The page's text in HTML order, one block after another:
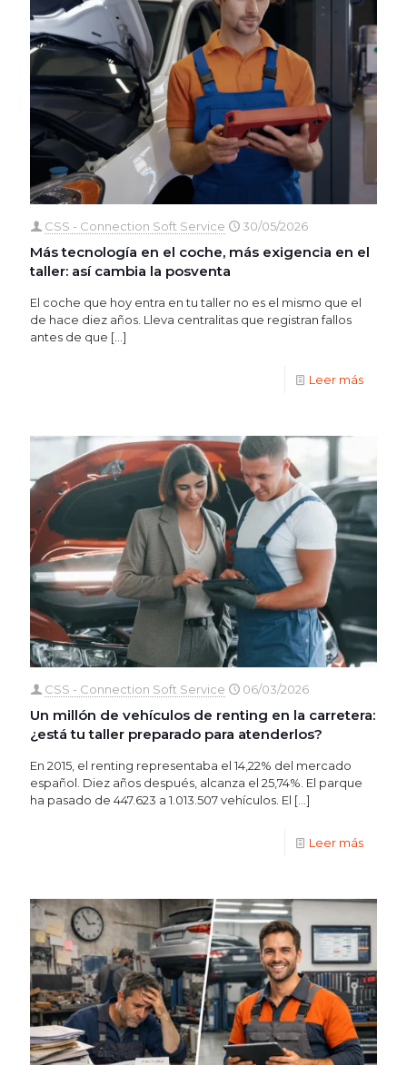
CSS - Connection Soft Service 30/05/2026
Más tecnología en el coche, más exigencia en el
taller: así cambia la posventa
El coche que hoy entra en tu taller no es el mismo que el
de hace diez años. Lleva centralitas que registran fallos
antes de que […]
Leer más
CSS - Connection Soft Service 06/03/2026
Un millón de vehículos de renting en la carretera:
¿está tu taller preparado para atenderlos?
En 2015, el renting representaba el 14,22% del mercado
español. Diez años después, alcanza el 25,74%. El parque
ha pasado de 447.623 a 1.013.507 vehículos. El […]
Leer más